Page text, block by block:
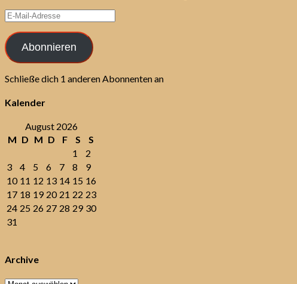
E-
Mail-
Adresse
Abonnieren
Schließe dich 1 anderen Abonnenten an
Kalender
August 2026
M D M D F S
S
1
2
3
4 5 6 7 8
9
10 11 12 13 14 15 16
17 18 19 20 21 22 23
24 25 26 27 28 29 30
31
Archive